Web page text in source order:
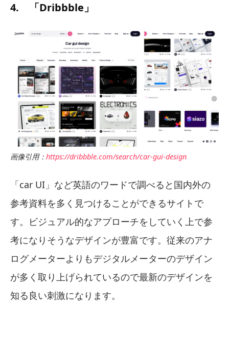
4. 「Dribbble」
画像引用： https://dribbble.com/search/car-gui-design
「car UI」など英語のワードで調べると国内外の
参考資料を多く見つけることができるサイトで
す。
ビジュアル的なアプローチをしていく上で参
考になりそうなデザインが豊富です。従来のアナ
ログメーターよりもデジタルメーターのデザイン
が多く取り上げられているので最新のデザインを
知る良い刺激になります。